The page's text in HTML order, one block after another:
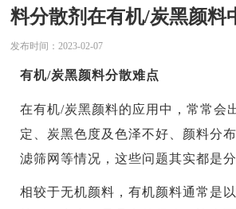
料分散剂在有机/炭黑颜料
发布时间： 2023-02-07
有机/炭黑颜料分散难点
在有机/炭黑颜料的应用中，常常会
定、炭黑色度及色泽不好、颜料分
滤筛网等情况，这些问题其实都是
相较于无机颜料，有机颜料通常是